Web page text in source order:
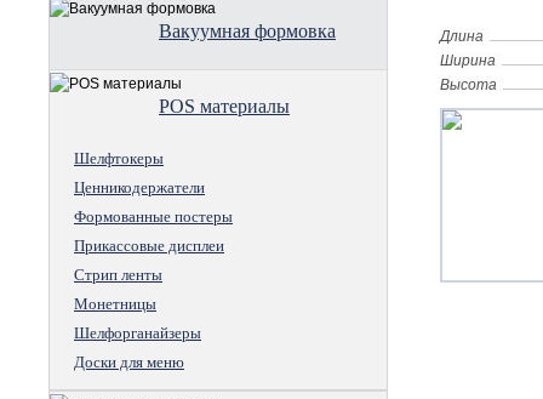
Вакуумная формовка
POS материалы
Шелфтокеры
Ценникодержатели
Формованные постеры
Прикассовые дисплеи
Стрип ленты
Монетницы
Шелфорганайзеры
Доски для меню
Длина
Ширина
Высота